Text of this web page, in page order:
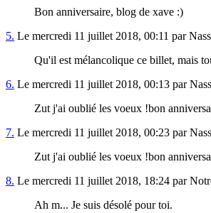
Bon anniversaire, blog de xave :)
5. Le mercredi 11 juillet 2018, 00:11 par Nass
Qu'il est mélancolique ce billet, mais
6. Le mercredi 11 juillet 2018, 00:13 par Nass
Zut j'ai oublié les voeux !bon
7. Le mercredi 11 juillet 2018, 00:23 par Nass
Zut j'ai oublié les voeux !bon
8. Le mercredi 11 juillet 2018, 18:24 par
Ah m... Je suis désolé pour toi.